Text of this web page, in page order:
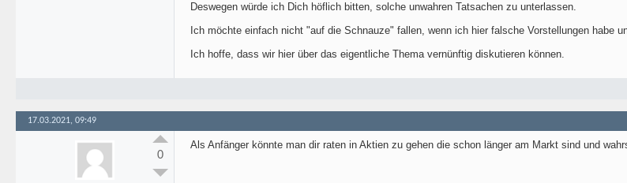
Deswegen würde ich Dich höflich bitten, solche unwahren Tatsachen zu unterlassen.
Ich möchte einfach nicht "auf die Schnauze" fallen, wenn ich hier falsche Vorstellungen habe
Ich hoffe, dass wir hier über das eigentliche Thema vernünftig diskutieren können.
17.03.2021, 09:49
0
Als Anfänger könnte man dir raten in Aktien zu gehen die schon länger am Markt sind und